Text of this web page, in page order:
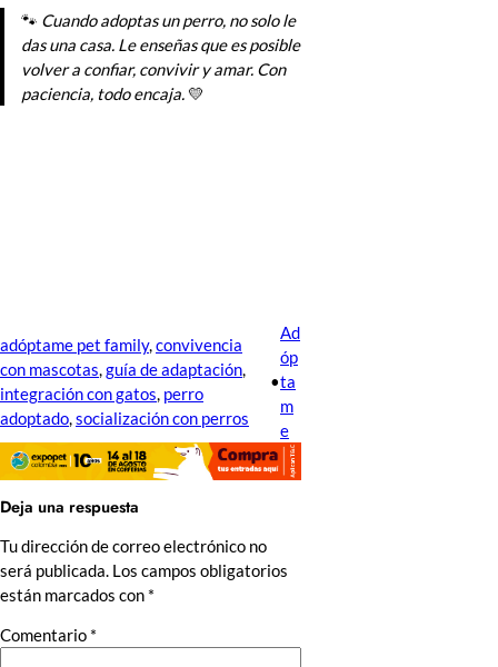
🐾 Cuando adoptas un perro, no solo le
das una casa. Le enseñas que es posible
volver a confiar, convivir y amar. Con
paciencia, todo encaja.💛
adóptame pet family, convivencia
con mascotas, guía de adaptación
integración con gatos, perro
adoptado, socialización con perros
•
Ad
óp
ta
m
e
Deja una respuesta
Tu dirección de correo electrónico no
será publicada. Los campos obligatorios
están marcados con *
Comentario *